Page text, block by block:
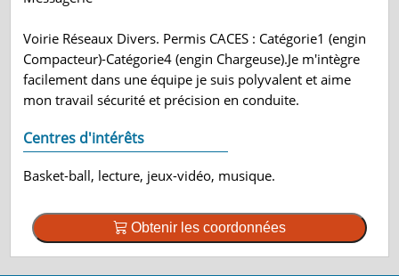
Voirie Réseaux Divers. Permis CACES : Catégorie1 (engin
Compacteur)-Catégorie4 (engin Chargeuse).Je m'intègre
facilement dans une équipe je suis polyvalent et aime
mon travail sécurité et précision en conduite.
Centres d'intérêts
Basket-ball, lecture, jeux-vidéo, musique.
Obtenir les coordonnées